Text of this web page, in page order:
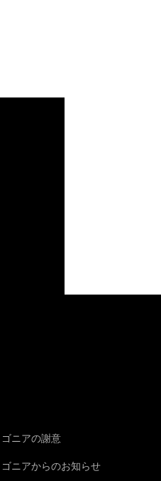
ニアの謝意
ニアからのお知らせ